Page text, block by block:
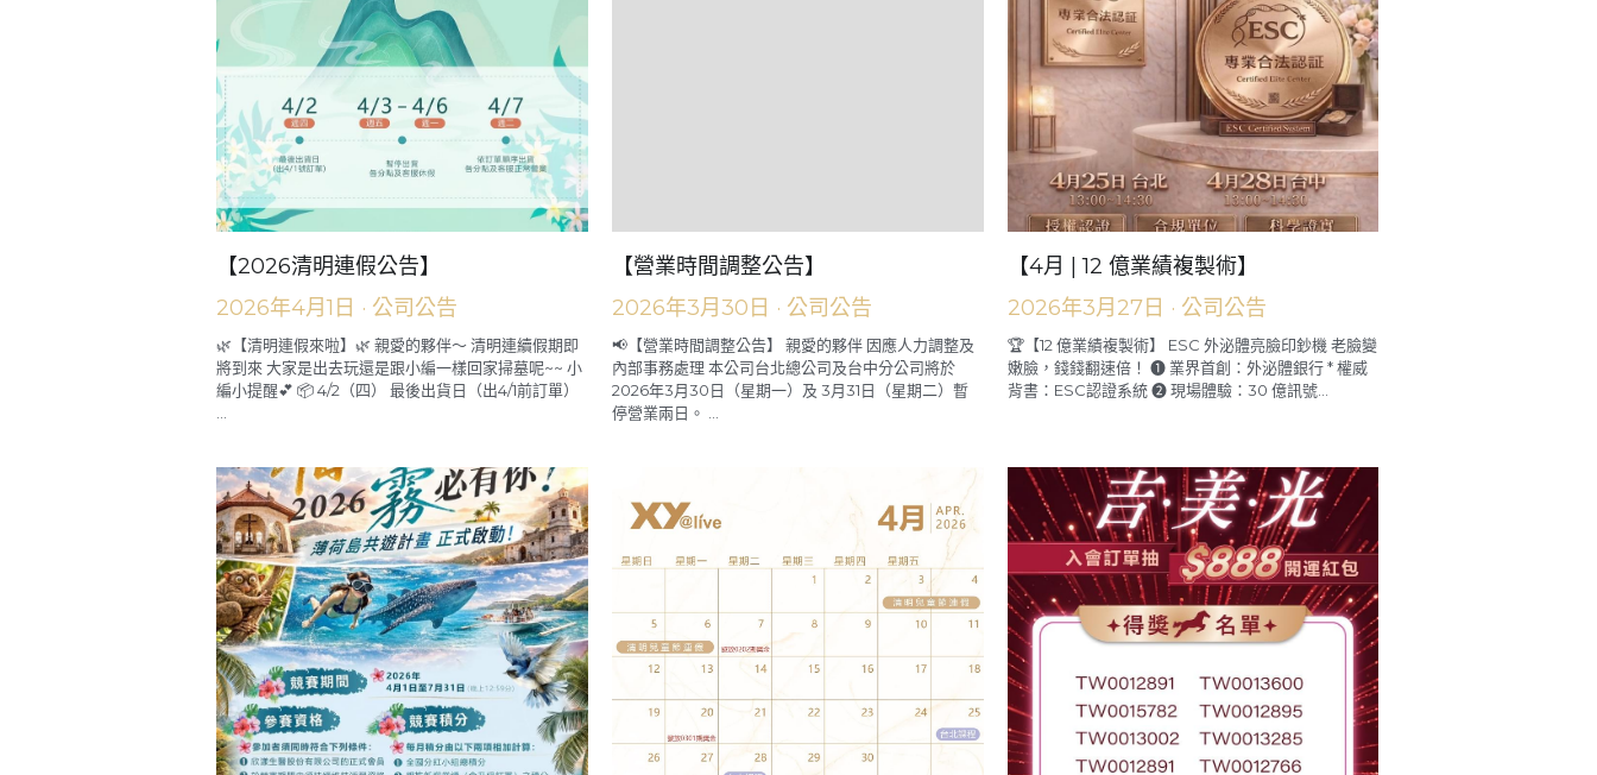
【2026清明連假公告】
2026年4月1日·公司公告
將到來 大家是出去玩還是跟小編一樣回家掃墓呢~~ 小
編小提醒💕 📦 4/2（四） 最後出貨日（出4/1前訂單）
...
【營業時間調整公告】
2026年3月30日
公司公告
停營業兩日。 ...
【4月 | 12 億業績複製術】
2026年3月27日 ·公司公告
嫩臉，錢錢翻速倍！ ❶ 業界首創：外泌體銀行 * 權威
背書：ESC認證系統 ❷ 現場體驗：30 億訊號...